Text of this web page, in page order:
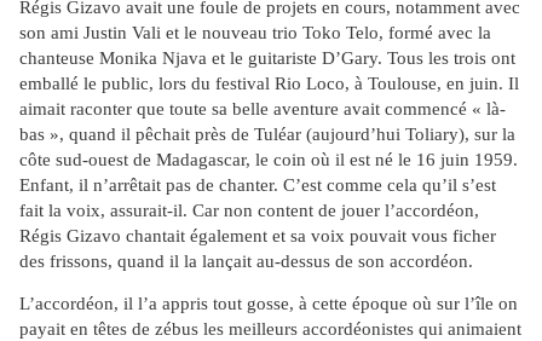
Régis Gizavo avait une foule de projets en cours, notamment avec
son ami Justin Vali et le nouveau trio Toko Telo, formé avec la
chanteuse Monika Njava et le guitariste D’Gary. Tous les trois ont
emballé le public, lors du festival Rio Loco, à Toulouse, en juin. Il
aimait raconter que toute sa belle aventure avait commencé « là-
bas », quand il pêchait près de Tuléar (aujourd’hui Toliary), sur la
côte sud-ouest de Madagascar, le coin où il est né le 16 juin 1959.
Enfant, il n’arrêtait pas de chanter. C’est comme cela qu’il s’est
fait la voix, assurait-il. Car non content de jouer l’accordéon,
Régis Gizavo chantait également et sa voix pouvait vous ficher
des frissons, quand il la lançait au-dessus de son accordéon.
L’accordéon, il l’a appris tout gosse, à cette époque où sur l’île on
payait en têtes de zébus les meilleurs accordéonistes qui animaient